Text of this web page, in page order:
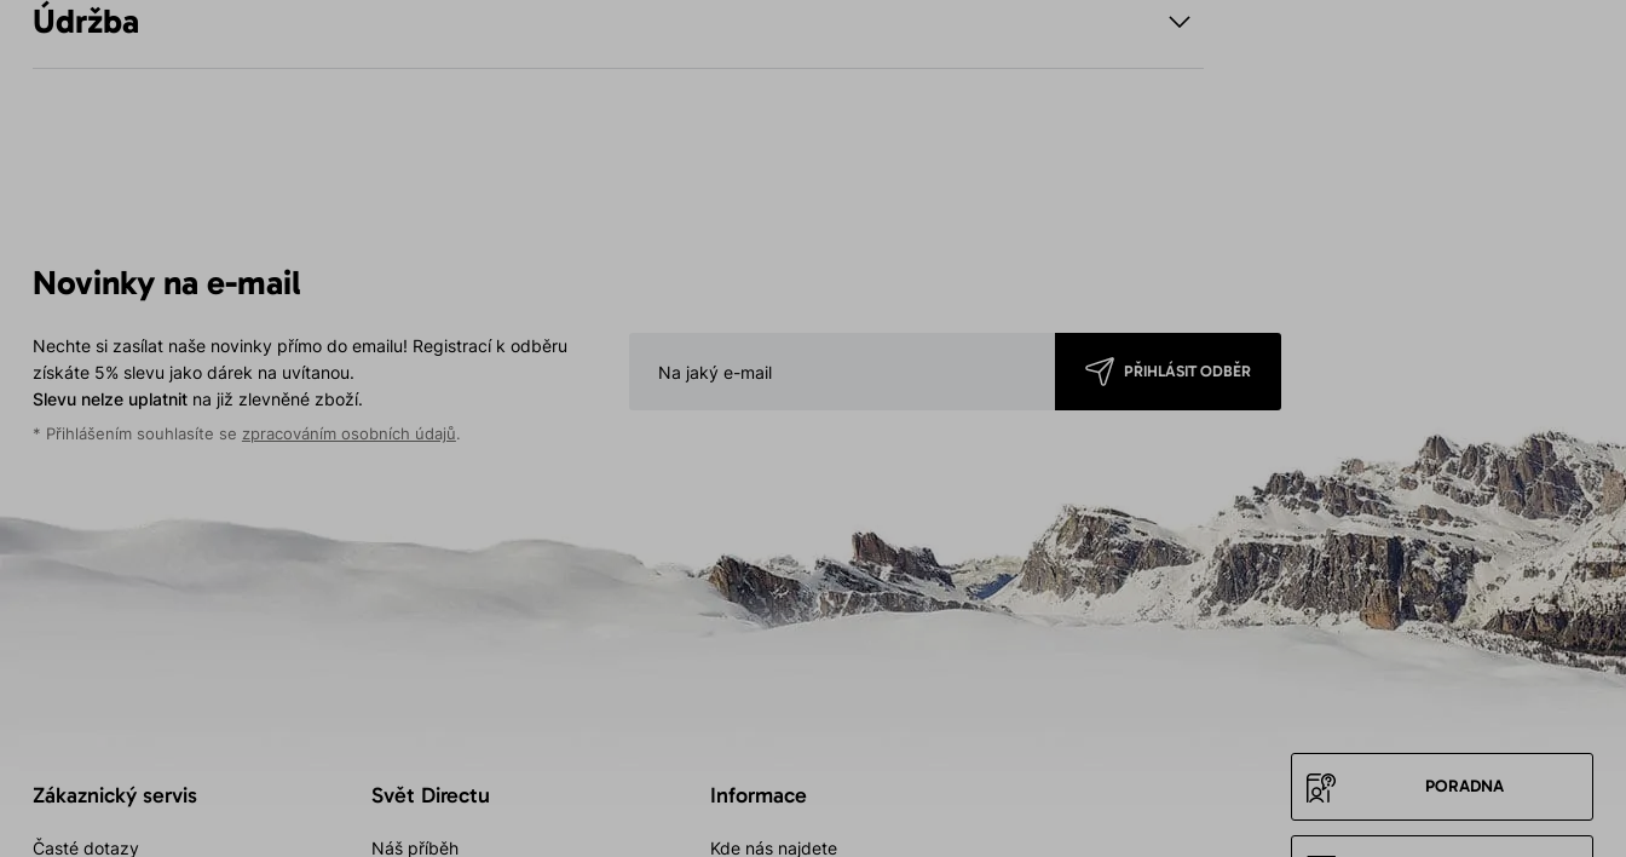
Údržba
Novinky na e-mail
Nechte si zasílat naše novinky přímo do emailu! Registrací k odběru
získáte 5% slevu jako dárek na uvítanou.
Slevu nelze uplatnitna již zlevněné zboží.
* Přihlášením souhlasíte se zpracováním osobních údajů.
PŘIHLÁSIT ODBĚR
Zákaznický servis
Časté dotazy
Svět Directu
Náš příběh
Informace
Kde nás najdete
PORADNA